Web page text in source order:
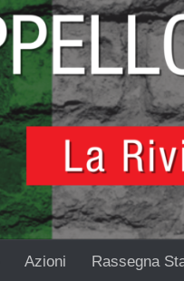
Azioni Rassegna